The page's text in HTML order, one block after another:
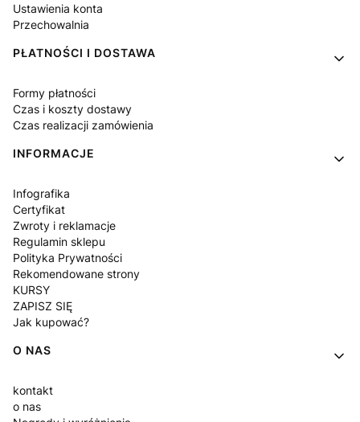
Ustawienia konta
Przechowalnia
PŁATNOŚCI I DOSTAWA
Formy płatności
Czas i koszty dostawy
Czas realizacji zamówienia
INFORMACJE
Infografika
Certyfikat
Zwroty i reklamacje
Regulamin sklepu
Polityka Prywatności
Rekomendowane strony
KURSY
ZAPISZ SIĘ
Jak kupować?
O NAS
kontakt
o nas